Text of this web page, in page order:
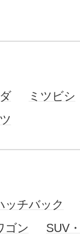
ミツビシ
ッチバック
ゴン
SUV